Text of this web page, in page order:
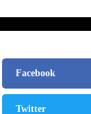
Facebook
Twitter